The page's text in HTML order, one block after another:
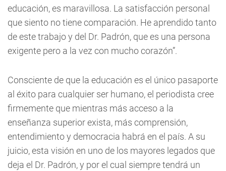
educación, es maravillosa. La satisfacción personal
que siento no tiene comparación. He aprendido tanto
de este trabajo y del Dr. Padrón, que es una persona
exigente pero a la vez con mucho corazón”.
Consciente de que la educación es el único pasaporte
al éxito para cualquier ser humano, el periodista cree
firmemente que mientras más acceso a la
enseñanza superior exista, más comprensión,
entendimiento y democracia habrá en el país. A su
juicio, esta visión en uno de los mayores legados que
deja el Dr. Padrón, y por el cual siempre tendrá un